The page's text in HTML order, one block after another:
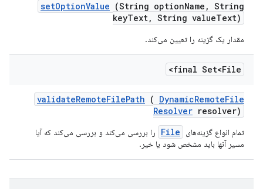
setOptionValue (String optionName , String
keyText, String valueText)
مقدار یک گزینه را تعیین می‌کند.
final Set<File>
validateRemoteFilePath ( DynamicRemoteFile
Resolver resolver)
تمام انواع گزینه‌های File
را بررسی می‌کند و بررسی می‌کند که آیا
مسیر آنها باید مشخص شود یا خیر.